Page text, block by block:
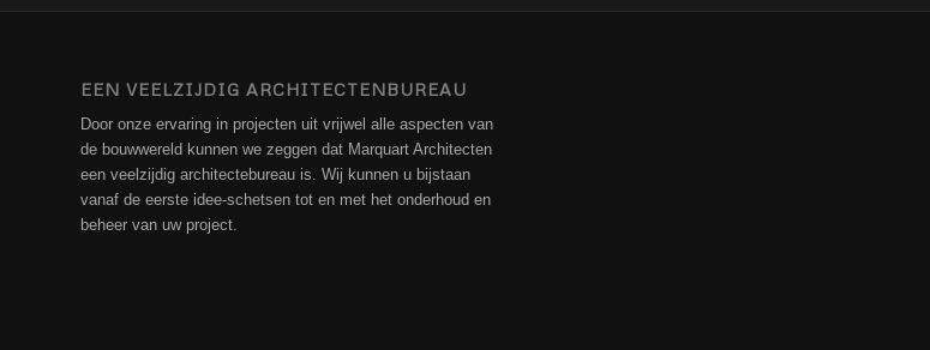
EEN VEELZIJDIG ARCHITECTENBUREAU
Door onze ervaring in projecten uit vrijwel alle aspecten van
de bouwwereld kunnen we zeggen dat Marquart Architecten
een veelzijdig architectebureau is. Wij kunnen u bijstaan
vanaf de eerste idee-schetsen tot en met het onderhoud en
beheer van uw project.